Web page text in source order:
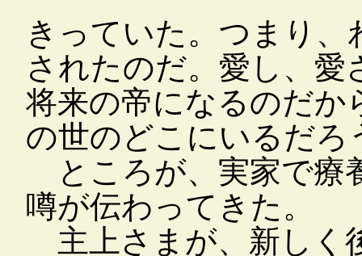
きっていた。つまり、
されたのだ。愛し、
将来の帝になるのだか
の世のどこにいるだろ
ところが、実家で療
噂が伝わってきた。
主上さまが、新しく